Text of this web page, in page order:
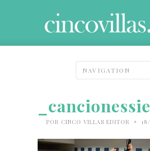
POR CINCO VILLAS EDITOR •